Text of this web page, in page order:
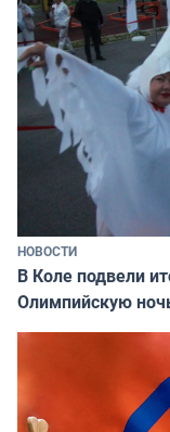
НОВОСТИ
В Коле подвели
Олимпийскую